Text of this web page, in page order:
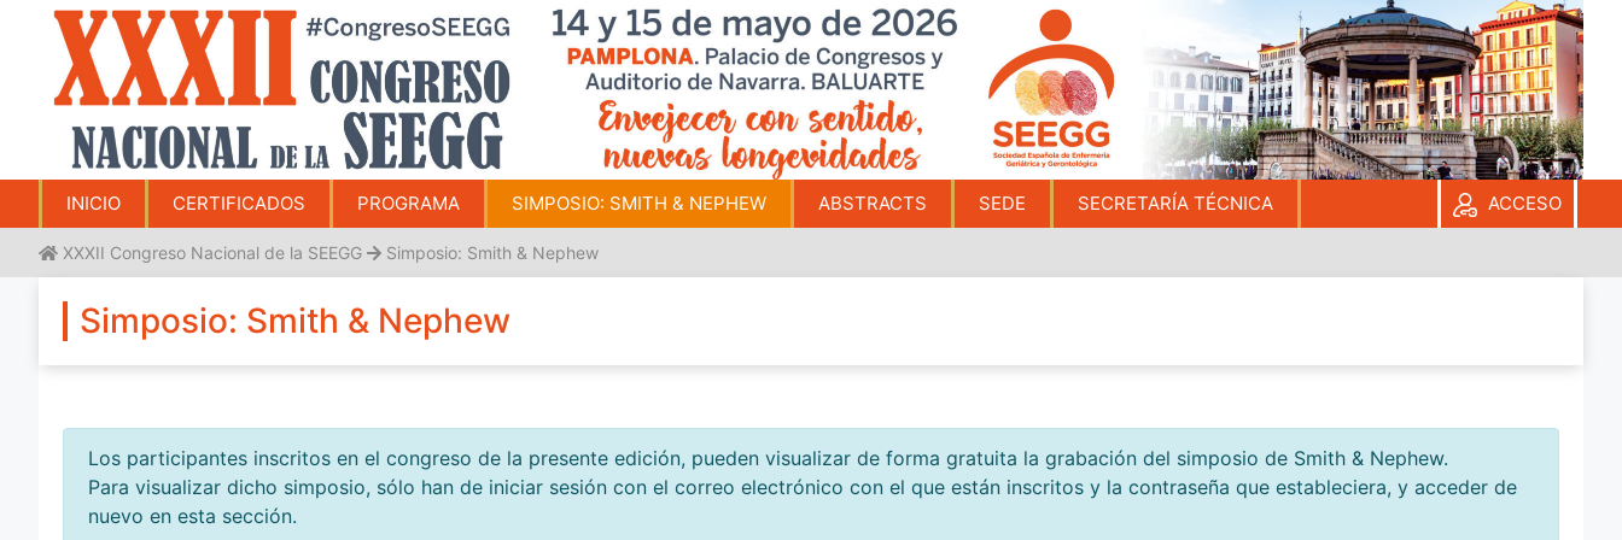
contenido
ACCESO ASISTENTES / USUARIOS
Escriba su correo electrónico y su contraseña.
¿No la recuerdas?
Haz clic aquí para recuperarla.
ACCEDER REGISTRARSE
INICIO CERTIFICADOS PROGRAMA SIMPOSIO: SMITH & NEPHEW ABSTRACTS SEDE SECRETARÍA TÉCNICA ACCESO
XXXII Congreso Nacional de la SEEGG Simposio: Smith & Nephew
Simposio: Smith & Nephew
Los participantes inscritos en el congreso de la presente edición, pueden visualizar de forma gratuita la grabación del simposio de Smith & Nephew.
Para visualizar dicho simposio, sólo han de iniciar sesión con el correo electrónico con el que están inscritos y la contraseña que estableciera, y acceder de
nuevo en esta sección.